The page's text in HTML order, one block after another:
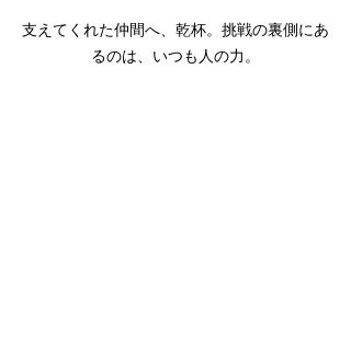
支えてくれた仲間へ、乾杯。挑戦の裏側にあ
るのは、いつも人の力。